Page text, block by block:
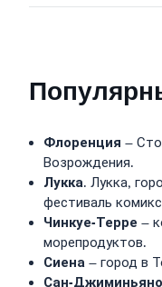
Флоренция –
Возрождения.
Лукка. Лукка,
фестиваль
Чинкуе-Терре –
морепродуктов.
Сиена – город в
Сан-Джиминьяно